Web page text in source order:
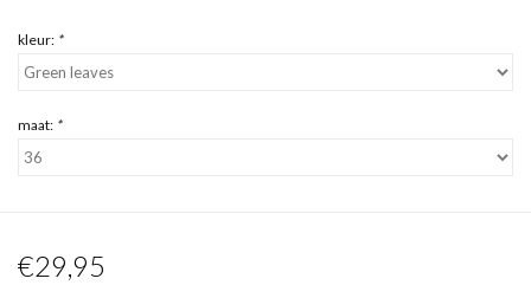
kleur: *
maat: *
€29,95